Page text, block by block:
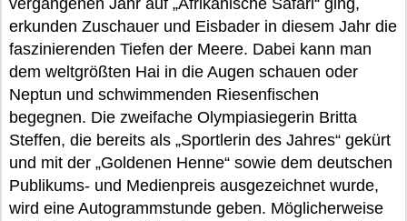
vergangenen Jahr auf „Afrikanische Safari“ ging,
erkunden Zuschauer und Eisbader in diesem Jahr die
faszinierenden Tiefen der Meere. Dabei kann man
dem weltgrößten Hai in die Augen schauen oder
Neptun und schwimmenden Riesenfischen
begegnen. Die zweifache Olympiasiegerin Britta
Steffen, die bereits als „Sportlerin des Jahres“ gekürt
und mit der „Goldenen Henne“ sowie dem deutschen
Publikums- und Medienpreis ausgezeichnet wurde,
wird eine Autogrammstunde geben. Möglicherweise